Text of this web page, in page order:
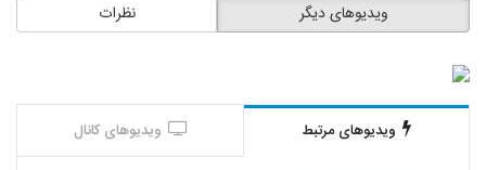
نظرات ویدیوهای دیگر
ویدیوهای مرتبط ویدیوهای کانال